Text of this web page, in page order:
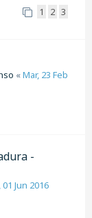
1 2 3
«Mar, 23 Feb
-
Jun 2016